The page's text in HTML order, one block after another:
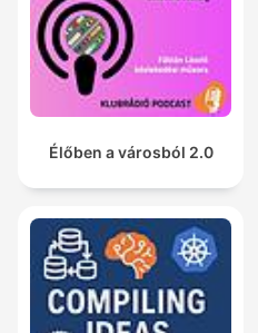
Élőben a városból 2.0